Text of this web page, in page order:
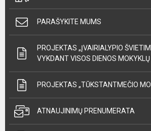
PARAŠYKITE MUMS
PROJEKTAS „ĮVAIRIALYPIO
VYKDANT VISOS DIENOS MOKYKLŲ
PROJEKTAS „TŪKSTANTMEČIO
ATNAUJINIMŲ PRENUMERATA